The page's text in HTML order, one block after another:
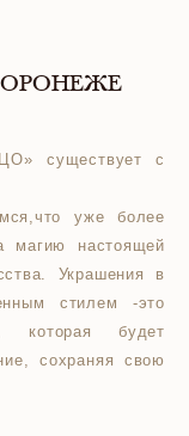
существует с
уже более
магию настоящей
Украшения в
стилем -это
которая будет
сохраняя свою